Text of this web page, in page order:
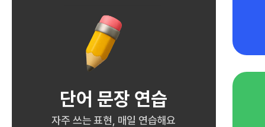
단어 문장 연습
자주 쓰는 표현, 매일 연습해요